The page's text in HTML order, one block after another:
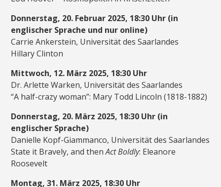
Donnerstag, 20. Februar 2025, 18:30 Uhr (in
englischer Sprache und nur online)
Carrie Ankerstein, Universität des Saarlandes
Hillary Clinton
Mittwoch, 12. März 2025, 18:30 Uhr
Dr. Arlette Warken, Universität des Saarlandes
“A half-crazy woman”: Mary Todd Lincoln (1818-1882)
Donnerstag, 20. März 2025, 18:30 Uhr (in
englischer Sprache)
Danielle Kopf-Giammanco, Universität des Saarlandes
State it Bravely, and thenAct Boldly: Eleanore
Roosevelt
Montag, 31. März 2025, 18:30 Uhr